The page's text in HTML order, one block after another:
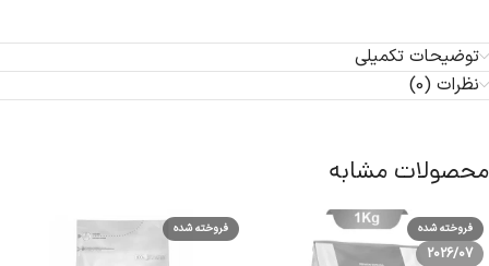
توضیحات تکمیلی
نظرات (0)
محصولات مشابه
فروخته شده
2026/07
فروخته شده